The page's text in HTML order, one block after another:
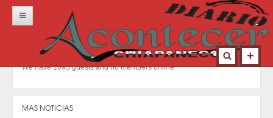
Portada
Locales
Municipios
We have 1095 guests and no members online
MAS NOTICIAS